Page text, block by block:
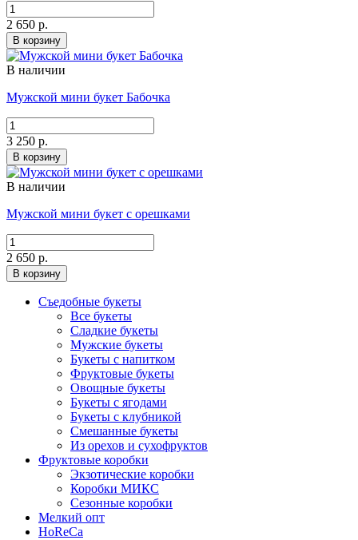
2 650 р.
В корзину
В наличии
Мужской мини букет Бабочка
3 250 р.
В корзину
В наличии
Мужской мини букет с орешками
2 650 р.
В корзину
Съедобные букеты
Все букеты
Сладкие букеты
Мужские букеты
Букеты с напитком
Фруктовые букеты
Овощные букеты
Букеты с ягодами
Букеты с клубникой
Смешанные букеты
Из орехов и сухофруктов
Фруктовые коробки
Экзотические коробки
Коробки МИКС
Сезонные коробки
Мелкий опт
HoReCa